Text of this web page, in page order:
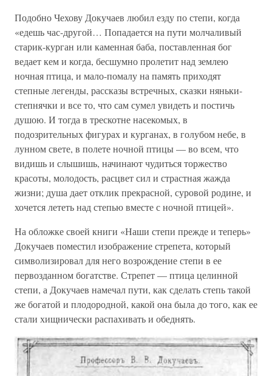
Подобно Чехову Докучаев любил езду по степи, когда
«едешь час-другой… Попадается на пути молчаливый
старик-курган или каменная баба, поставленная бог
ведает кем и когда, бесшумно пролетит над землею
ночная птица, и мало-помалу на память приходят
степные легенды, рассказы встречных, сказки няньки-
степнячки и все то, что сам сумел увидеть и постичь
душою. И тогда в трескотне насекомых, в
подозрительных фигурах и курганах, в голубом небе, в
лунном свете, в полете ночной птицы — во всем, что
видишь и слышишь, начинают чудиться торжество
красоты, молодость, расцвет сил и страстная жажда
жизни; душа дает отклик прекрасной, суровой родине, и
хочется лететь над степью вместе с ночной птицей».
На обложке своей книги «Наши степи прежде и теперь»
Докучаев поместил изображение стрепета, который
символизировал для него возрождение степи в ее
первозданном богатстве. Стрепет — птица целинной
степи, а Докучаев намечал пути, как сделать степь такой
же богатой и плодородной, какой она была до того, как ее
стали хищнически распахивать и обеднять.